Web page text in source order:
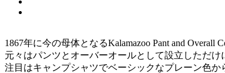
1867年に今の母体となるKalamazoo Pant and
元々はパンツとオーバーオールとして設立しただ
注目はキャンプシャツでベーシックなプレーン色か